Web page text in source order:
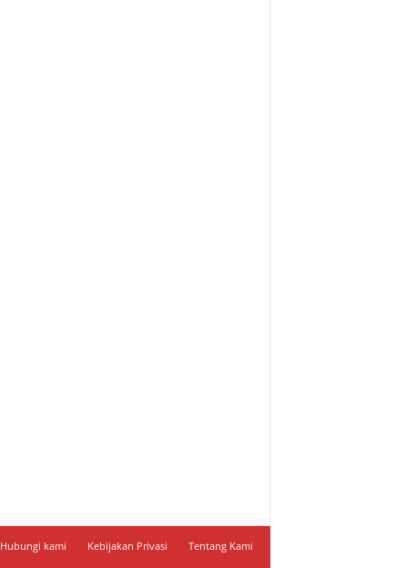
Hubungi kami Kebijakan Privasi Tentang Kami